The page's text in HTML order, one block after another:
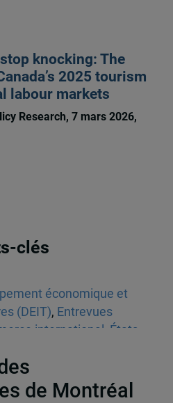
knocking: The
2025 tourism
labour markets
Research, 7 mars 2026,
clés
économique et
(DEIT), Entrevues
international États-
de Montréal